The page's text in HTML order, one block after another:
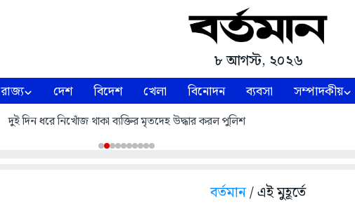
৮ আগস্ট, ২০২৬
রাজ্য দেশ বিদেশ খেলা বিনোদন ব্যবসা সম্পাদকীয়
দুই দিন ধরে নিখোঁজ থাকা ব্যক্তির মৃতদেহ উদ্ধার করল পুলিশ
বর্তমান/ এই মুহূর্তে